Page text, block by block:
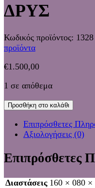
ΔΡΥΣ
Κωδικός προϊόντος: 1328
προϊόντα
€1.500,00
1 σε απόθεμα
Προσθήκη στο καλάθι
Επιπρόσθετες
Αξιολογήσεις (0)
Επιπρόσθετες
Διαστάσεις 160 × 080 ×